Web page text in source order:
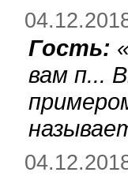
Гость:
вам п...